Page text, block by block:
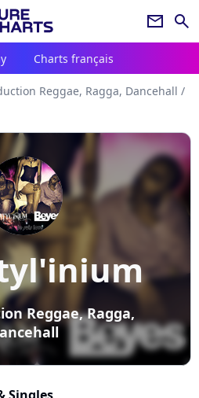
newsletter search
Charts français
Reggae, Ragga, Dancehall /
Reggae, Ragga,